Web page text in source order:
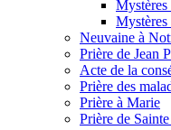
Neuvaine à
Prière de Jean
Acte de la
Prière des
Prière à Marie
Prière de